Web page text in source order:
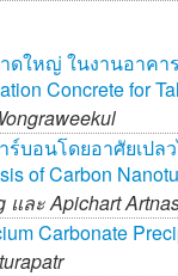
ดใหญ่ ในงานอาคา
Concrete for
บอนโดยอาศัยเปล
of Carbon
และApichart
Carbonate